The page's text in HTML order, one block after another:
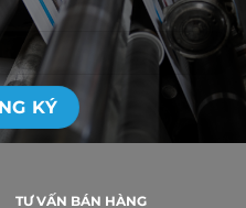
TƯ VẤN BÁN HÀNG